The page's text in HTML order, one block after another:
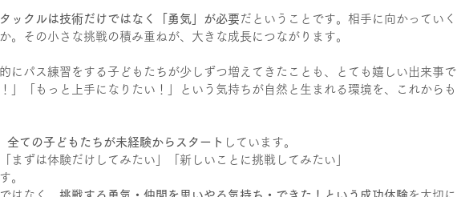
タックルは技術だけではなく「勇気」が必要 だということです。相手に向かっていく
。その小さな挑戦の積み重ねが、大きな成長につながります。
にパス練習をする子どもたちが少しずつ増えてきたことも、とても嬉しい出来事で
」「もっと上手になりたい！」という気持ちが自然と生まれる環境を、これからも
全ての子どもたちが未経験からスタート しています。
まずは体験だけしてみたい」「新しいことに挑戦してみたい」
。